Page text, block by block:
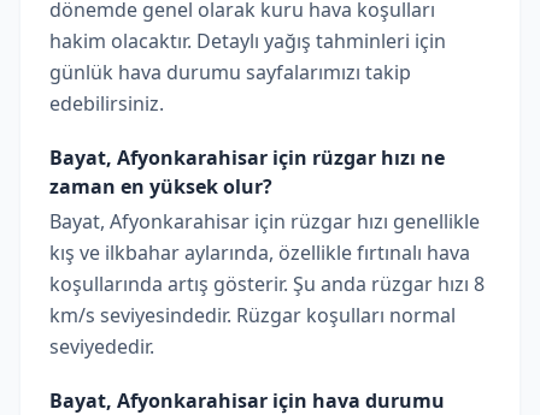
dönemde genel olarak kuru hava koşulları
hakim olacaktır. Detaylı yağış tahminleri için
günlük hava durumu sayfalarımızı takip
edebilirsiniz.
Bayat, Afyonkarahisar için rüzgar hızı ne
zaman en yüksek olur?
Bayat, Afyonkarahisar için rüzgar hızı genellikle
kış ve ilkbahar aylarında, özellikle fırtınalı hava
koşullarında artış gösterir. Şu anda rüzgar hızı 8
km/s seviyesindedir. Rüzgar koşulları normal
seviyededir.
Bayat, Afyonkarahisar için hava durumu